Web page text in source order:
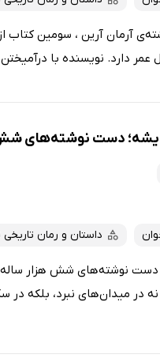
آرین ، سومین کتاب
دارد. نویسنده با
دست نوشته‌های
داستان و رمان تاریخی
نوشته‌های شش هزار ساله
در میدان‌های نبرد، بلکه